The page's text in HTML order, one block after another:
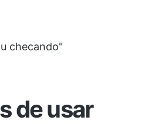
checando"
de usar